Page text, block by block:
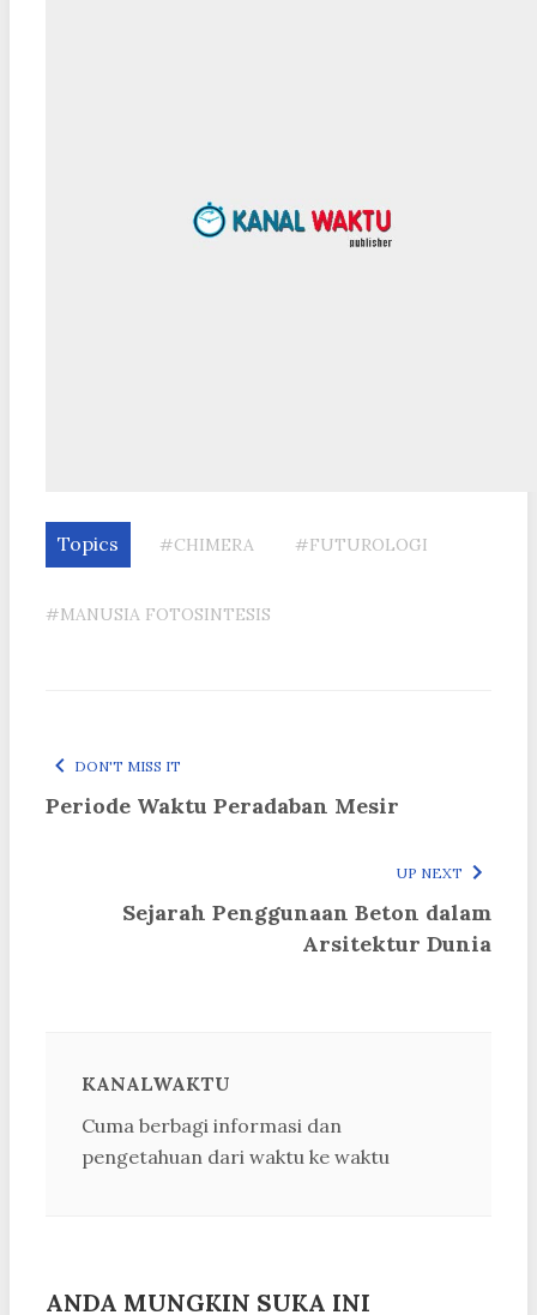
Topics #CHIMERA #FUTUROLOGI
#MANUSIA FOTOSINTESIS
DON'T MISS IT
Periode Waktu Peradaban Mesir
UP NEXT
Sejarah Penggunaan Beton dalam
Arsitektur Dunia
KANALWAKTU
Cuma berbagi informasi dan
pengetahuan dari waktu ke waktu
ANDA MUNGKIN SUKA INI